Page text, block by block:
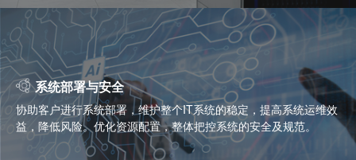
系统部署与安全
协助客户进行系统部署，维护整个IT系统的稳定，提高系统运维效
益，降低风险。优化资源配置，整体把控系统的安全及规范。